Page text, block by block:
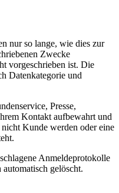
nur so lange, wie dies zur
Zwecke
vorgeschrieben ist. Die
Datenkategorie und
Presse,
Kontakt aufbewahrt und
Kunde werden oder eine
Anmeldeprotokolle
gelöscht.